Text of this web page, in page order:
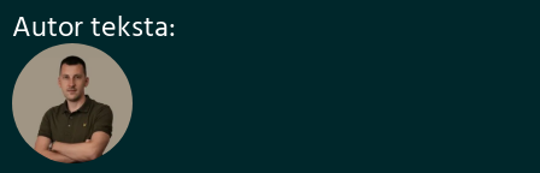
Autor teksta: